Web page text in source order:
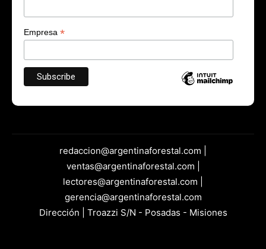
Empresa *
redaccion@argentinaforestal.com |
ventas@argentinaforestal.com |
lectores@argentinaforestal.com |
gerencia@argentinaforestal.com
Dirección | Troazzi S/N - Posadas - Misiones